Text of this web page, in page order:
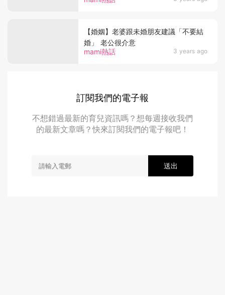
mami熱話 3 years ago
【婚姻】老婆跟未婚朋友建議「不要結
婚」 老公很介意
訂閱我們的電子報
不想錯過最新的育兒資訊嗎？想每週接收我們
的最新文章嗎？快來訂閱我們的電子報吧！
送出